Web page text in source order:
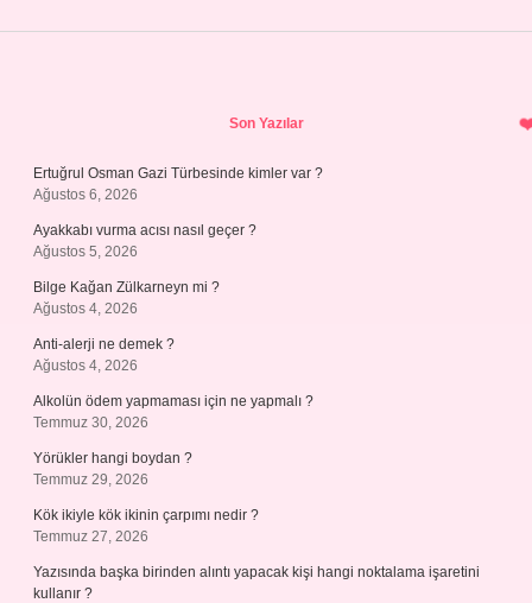
Son Yazılar
Ertuğrul Osman Gazi Türbesinde kimler var ?
Ağustos 6, 2026
Ayakkabı vurma acısı nasıl geçer ?
Ağustos 5, 2026
Bilge Kağan Zülkarneyn mi ?
Ağustos 4, 2026
Anti-alerji ne demek ?
Ağustos 4, 2026
Alkolün ödem yapmaması için ne yapmalı ?
Temmuz 30, 2026
Yörükler hangi boydan ?
Temmuz 29, 2026
Kök ikiyle kök ikinin çarpımı nedir ?
Temmuz 27, 2026
Yazısında başka birinden alıntı yapacak kişi hangi noktalama işaretini
kullanır ?